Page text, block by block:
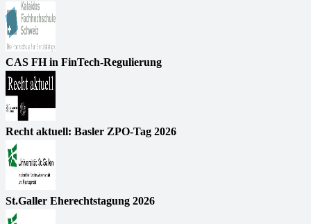
CAS FH in FinTech-Regulierung
Recht aktuell: Basler ZPO-Tag 2026
St.Galler Eherechtstagung 2026